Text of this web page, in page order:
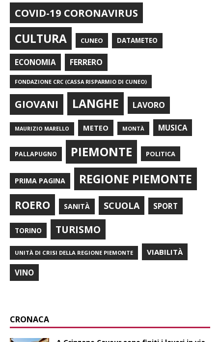
COVID-19 CORONAVIRUS
CULTURA CUNEO DATAMETEO
ECONOMIA FERRERO
FONDAZIONE CRC (CASSA RISPARMIO DI CUNEO)
GIOVANI LANGHE LAVORO
MAURIZIO MARELLO METEO MONTÀ MUSICA
PALLAPUGNO PIEMONTE POLITICA
PRIMA PAGINA REGIONE PIEMONTE
ROERO SANITÀ SCUOLA SPORT
TORINO TURISMO
UNITÀ DI CRISI DELLA REGIONE PIEMONTE VIABILITÀ
VINO
CRONACA